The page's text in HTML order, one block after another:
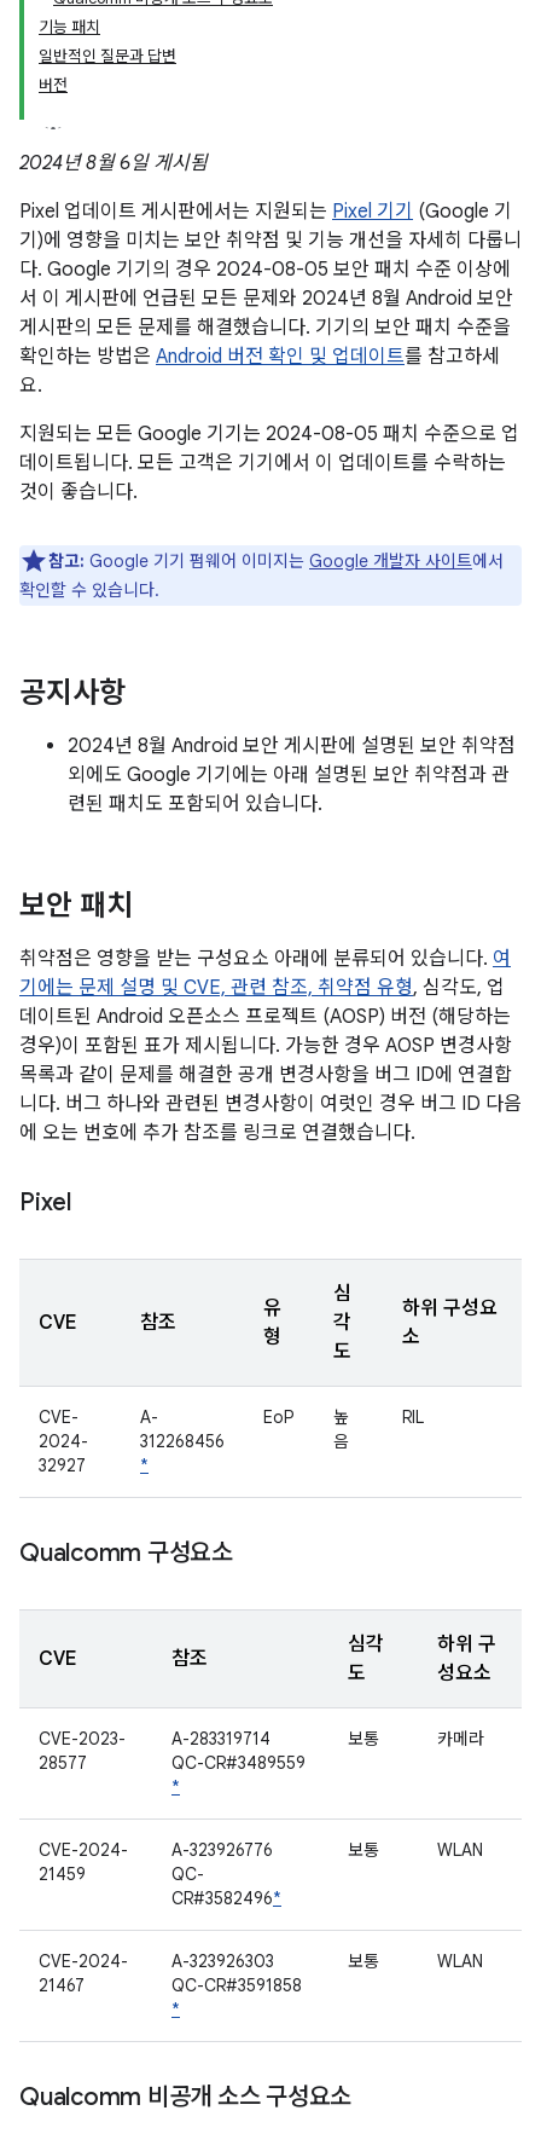
기능 패치
일반적인 질문과 답변
버전
2024년 8월 6일 게시됨
Pixel 업데이트 게시판에서는 지원되는 Pixel 기기 (Google 기
기)에 영향을 미치는 보안 취약점 및 기능 개선을 자세히 다룹니
다. Google 기기의 경우 2024-08-05 보안 패치 수준 이상에
서 이 게시판에 언급된 모든 문제와 2024년 8월 Android 보안
게시판의 모든 문제를 해결했습니다. 기기의 보안 패치 수준을
확인하는 방법은 Android 버전 확인 및 업데이트를 참고하세
요.
지원되는 모든 Google 기기는 2024-08-05 패치 수준으로 업
데이트됩니다. 모든 고객은 기기에서 이 업데이트를 수락하는
것이 좋습니다.
참고: Google 기기 펌웨어 이미지는 Google 개발자 사이트에서
확인할 수 있습니다.
공지사항
2024년 8월 Android 보안 게시판에 설명된 보안 취약점
외에도 Google 기기에는 아래 설명된 보안 취약점과 관
련된 패치도 포함되어 있습니다.
보안 패치
취약점은 영향을 받는 구성요소 아래에 분류되어 있습니다. 여
기에는 문제 설명 및 CVE, 관련 참조, 취약점 유형, 심각도, 업
데이트된 Android 오픈소스 프로젝트 (AOSP) 버전 (해당하는
경우)이 포함된 표가 제시됩니다. 가능한 경우 AOSP 변경사항
목록과 같이 문제를 해결한 공개 변경사항을 버그 ID에 연결합
니다. 버그 하나와 관련된 변경사항이 여럿인 경우 버그 ID 다음
에 오는 번호에 추가 참조를 링크로 연결했습니다.
Pixel
CVE 참조
유
형
심
각
도
하위 구성요
소
CVE-
2024-
32927
A-
312268456
*
EoP
높
음
RIL
Qualcomm 구성요소
CVE 참조
심각
도
하위 구
성요소
CVE-2023-
28577
A-283319714
QC-CR#3489559
*
보통 카메라
CVE-2024-
21459
A-323926776
QC-
CR#3582496*
보통 WLAN
CVE-2024-
21467
A-323926303
QC-CR#3591858
*
보통 WLAN
Qualcomm 비공개 소스 구성요소